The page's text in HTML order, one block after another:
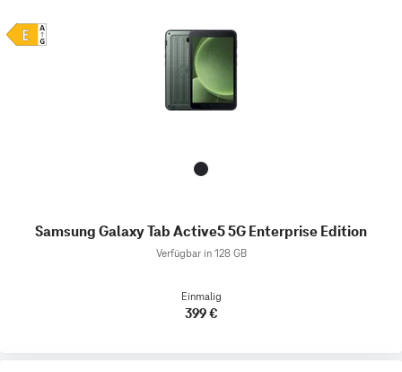
Samsung Galaxy Tab Active5 5G Enterprise Edition
Verfügbar in 128 GB
Einmalig
399 €